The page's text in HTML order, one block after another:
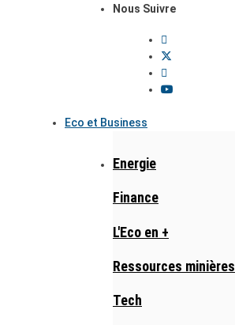
Nous Suivre
Eco et Business
Energie
Finance
L'Eco en +
Ressources minières
Tech